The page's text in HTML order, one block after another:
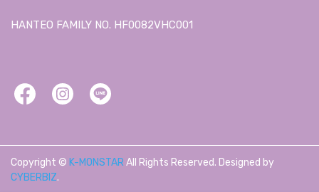
HANTEO FAMILY NO. HF0082VHC001
Copyright © K-MONSTAR All Rights Reserved. Designed by
CYBERBIZ.